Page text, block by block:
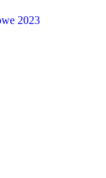
2023